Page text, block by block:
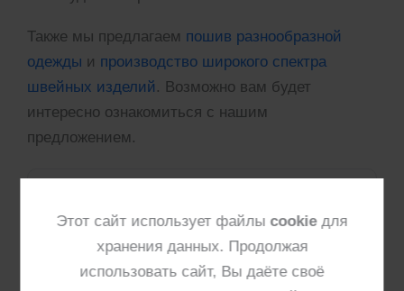
Также мы предлагаем пошив разнообразной
одежды и производство широкого спектра
швейных изделий . Возможно вам будет
интересно ознакомиться с нашим
предложением.
Этот сайт использует файлы cookieдля
хранения данных. Продолжая
использовать сайт, Вы даёте своё